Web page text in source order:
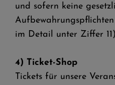
und sofern keine
im Detail unter Ziffer
4) Ticket-Shop
Tickets für unsere